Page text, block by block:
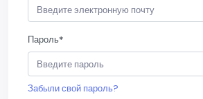
Пароль*
Забыли свой пароль?